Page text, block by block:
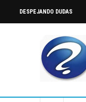
DESPEJANDO DUDAS